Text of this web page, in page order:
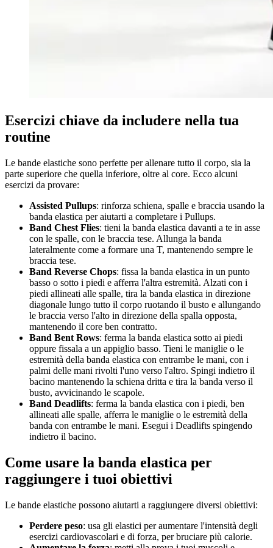
Esercizi chiave da includere nella tua
routine
Le bande elastiche sono perfette per allenare tutto il corpo, sia la
parte superiore che quella inferiore, oltre al core. Ecco alcuni
esercizi da provare:
Assisted Pullups: rinforza schiena, spalle e braccia usando la
banda elastica per aiutarti a completare i Pullups.
Band Chest Flies: tieni la banda elastica davanti a te in asse
con le spalle, con le braccia tese. Allunga la banda
lateralmente come a formare una T, mantenendo sempre le
braccia tese.
Band Reverse Chops: fissa la banda elastica in un punto
basso o sotto i piedi e afferra l'altra estremità. Alzati con i
piedi allineati alle spalle, tira la banda elastica in direzione
diagonale lungo tutto il corpo ruotando il busto e allungando
le braccia verso l'alto in direzione della spalla opposta,
mantenendo il core ben contratto.
Band Bent Rows: ferma la banda elastica sotto ai piedi
oppure fissala a un appiglio basso. Tieni le maniglie o le
estremità della banda elastica con entrambe le mani, con i
palmi delle mani rivolti l'uno verso l'altro. Spingi indietro il
bacino mantenendo la schiena dritta e tira la banda verso il
busto, avvicinando le scapole.
Band Deadlifts: ferma la banda elastica con i piedi, ben
allineati alle spalle, afferra le maniglie o le estremità della
banda con entrambe le mani. Esegui i Deadlifts spingendo
indietro il bacino.
Come usare la banda elastica per
raggiungere i tuoi obiettivi
Le bande elastiche possono aiutarti a raggiungere diversi obiettivi:
Perdere peso: usa gli elastici per aumentare l'intensità degli
esercizi cardiovascolari e di forza, per bruciare più calorie.